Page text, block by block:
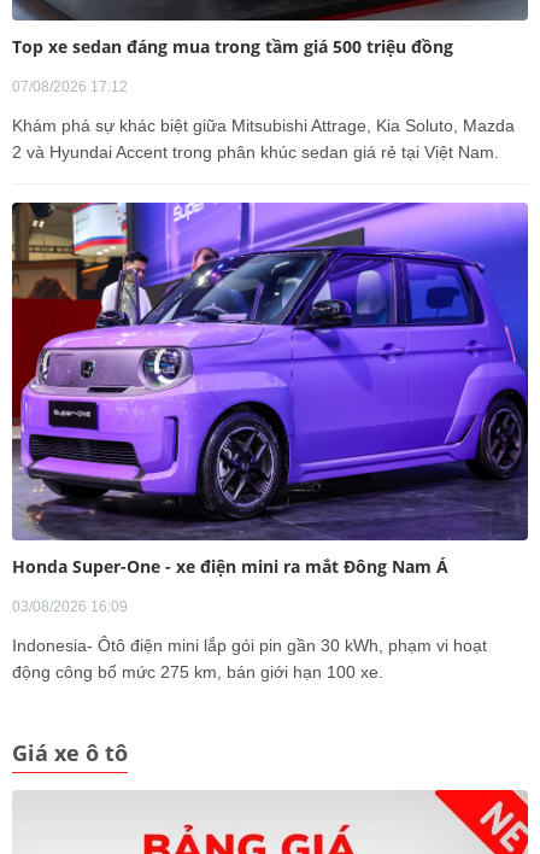
Top xe sedan đáng mua trong tầm giá 500 triệu đồng
07/08/2026 17:12
Khám phá sự khác biệt giữa Mitsubishi Attrage, Kia Soluto, Mazda
2 và Hyundai Accent trong phân khúc sedan giá rẻ tại Việt Nam.
Honda Super-One - xe điện mini ra mắt Đông Nam Á
03/08/2026 16:09
Indonesia- Ôtô điện mini lắp gói pin gần 30 kWh, phạm vi hoạt
động công bố mức 275 km, bán giới hạn 100 xe.
Giá xe ô tô